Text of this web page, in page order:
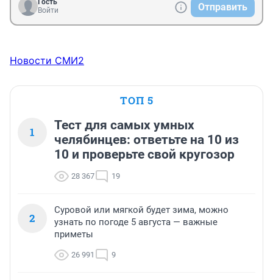
Войти
Отправить
Новости СМИ2
ТОП 5
1
Тест для самых умных
челябинцев: ответьте на 10 из
10 и проверьте свой кругозор
28 367 19
2
Суровой или мягкой будет зима, можно
узнать по погоде 5 августа — важные
приметы
26 991 9